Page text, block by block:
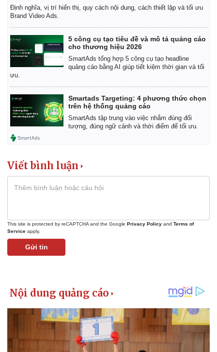
Định nghĩa, vị trí hiển thị, quy cách nội dung, cách thiết lập và tối ưu
Brand Video Ads.
5 công cụ tạo tiêu đề và mô tả quảng cáo
cho thương hiệu 2026
SmartAds tổng hợp 5 công cụ tạo headline
quảng cáo bằng AI giúp tiết kiệm thời gian và tối
ưu.
Smartads Targeting: 4 phương thức chọn
trên hệ thống quảng cáo
SmartAds tập trung vào việc nhắm đúng đối
tượng, đúng ngữ cảnh và thời điểm để tối ưu.
Viết bình luận
This site is protected by reCAPTCHA and the Google Privacy Policy and Terms of
Service apply.
Gửi tin